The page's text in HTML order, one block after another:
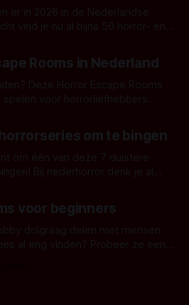
er in 2026 in de Nederlandse
vind je nu al bijna 50 horror- en
Rooms in Nederland
Deze Horror Escape Rooms
voor horrorliefhebbers.
om te bingen
om één van deze 7 duistere
denk je al
Maar Nederlandse horror
een aantal Nederlandse tv-
series uit het duistere of horrorgenre. Als
voor beginners
dolgraag delen met mensen
al eng vinden? Probeer ze eens